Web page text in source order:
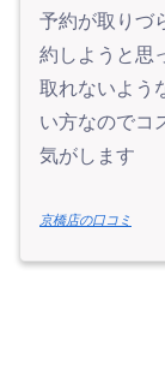
予約が取りづ
約しようと思
取れないよう
い方なのでコ
気がします
京橋店の口コミ